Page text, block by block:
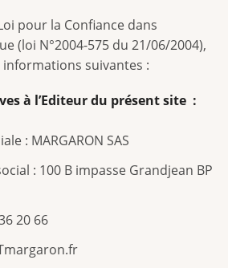
pour la Confiance dans
(loi N°2004-575 du 21/06/2004),
suivantes :
à l’Editeur du présent site :
: MARGARON SAS
: 100 B impasse Grandjean BP
20 66